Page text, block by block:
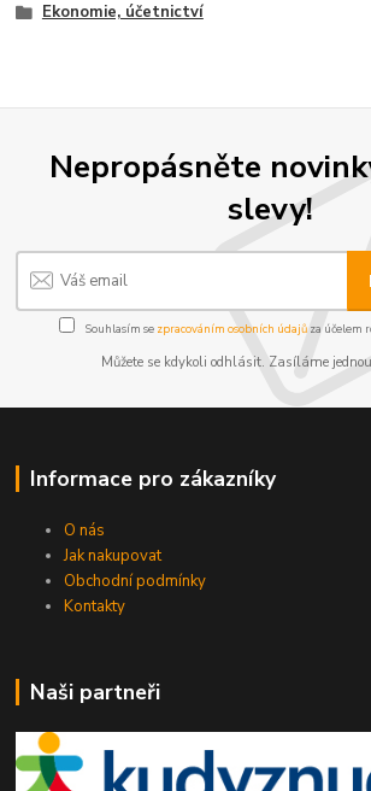
Ekonomie, účetnictví
Nepropásněte
slevy!
Souhlasím se zpracováním osobních údajůza účelem
Můžete se kdykoli odhlásit. Zasíláme
Informace pro zákazníky
O nás
Jak nakupovat
Obchodní podmínky
Kontakty
Naši partneři